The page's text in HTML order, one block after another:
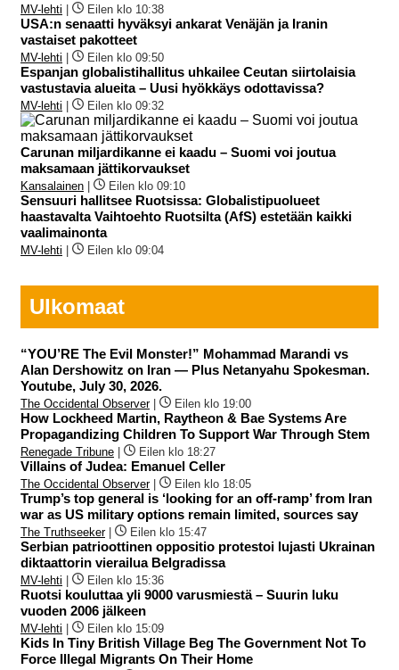
MV-lehti Eilen klo 10:38
USA:n senaatti hyväksyi ankarat Venäjän ja Iranin
vastaiset pakotteet
MV-lehti Eilen klo 09:50
Espanjan globalistihallitus uhkailee Ceutan siirtolaisia
vastustavia alueita – Uusi hyökkäys odottavissa?
MV-lehti Eilen klo 09:32
Carunan miljardikanne ei kaadu – Suomi voi joutua
maksamaan jättikorvaukset
Kansalainen Eilen klo 09:10
Sensuuri hallitsee Ruotsissa: Globalistipuolueet
haastavalta Vaihtoehto Ruotsilta (AfS) estetään kaikki
vaalimainonta
MV-lehti Eilen klo 09:04
Ulkomaat
“YOU’RE The Evil Monster!” Mohammad Marandi vs
Alan Dershowitz on Iran — Plus Netanyahu Spokesman.
Youtube, July 30, 2026.
The Occidental Observer| Eilen klo 19:00
How Lockheed Martin, Raytheon & Bae Systems Are
Propagandizing Children To Support War Through Stem
Renegade Tribune Eilen klo 18:27
Villains of Judea: Emanuel Celler
The Occidental Observer| Eilen klo 18:05
Trump’s top general is ‘looking for an off-ramp’ from Iran
war as US military options remain limited, sources say
The Truthseeker| Eilen klo 15:47
Serbian patrioottinen oppositio protestoi lujasti Ukrainan
diktaattorin vierailua Belgradissa
MV-lehti Eilen klo 15:36
Ruotsi kouluttaa yli 9000 varusmiestä – Suurin luku
vuoden 2006 jälkeen
MV-lehti Eilen klo 15:09
Kids In Tiny British Village Beg The Government Not To
Force Illegal Migrants On Their Home